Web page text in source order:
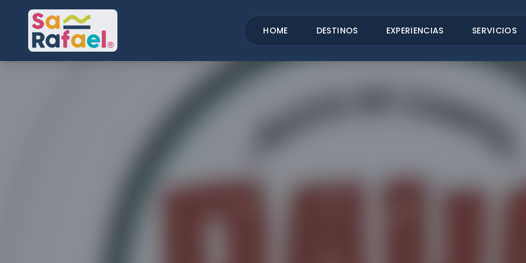
HOME DESTINOS EXPERIENCIAS SERVICIOS